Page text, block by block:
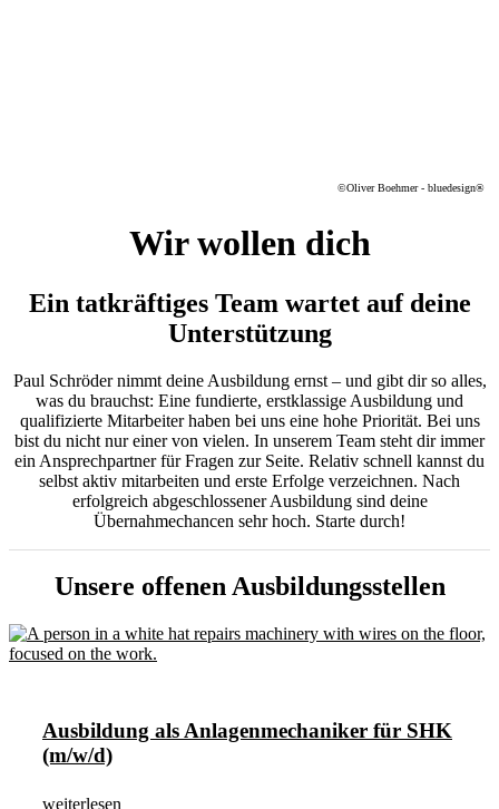
©Oliver Boehmer - bluedesign®
Wir wollen dich
Ein tatkräftiges Team wartet auf deine
Unterstützung
Paul Schröder nimmt deine Ausbildung ernst – und gibt dir so alles,
was du brauchst: Eine fundierte, erstklassige Ausbildung und
qualifizierte Mitarbeiter haben bei uns eine hohe Priorität. Bei uns
bist du nicht nur einer von vielen. In unserem Team steht dir immer
ein Ansprechpartner für Fragen zur Seite. Relativ schnell kannst du
selbst aktiv mitarbeiten und erste Erfolge verzeichnen. Nach
erfolgreich abgeschlossener Ausbildung sind deine
Übernahmechancen sehr hoch. Starte durch!
Unsere offenen Ausbildungsstellen
Ausbildung als Anlagenmechaniker für SHK
(m/w/d)
weiterlesen